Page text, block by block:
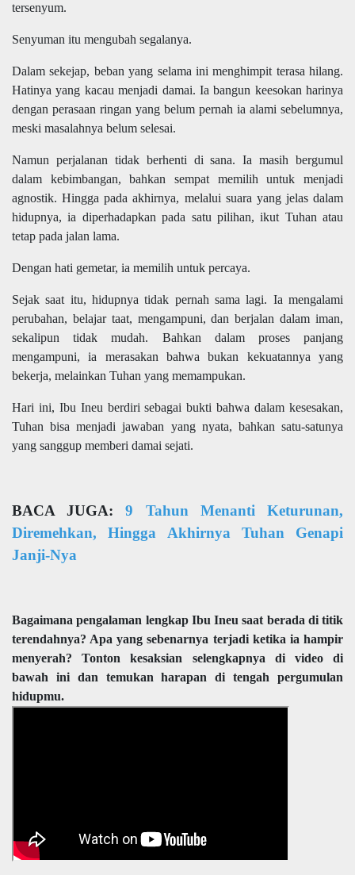
tersenyum.
Senyuman itu mengubah segalanya.
Dalam sekejap, beban yang selama ini menghimpit terasa hilang.
Hatinya yang kacau menjadi damai. Ia bangun keesokan harinya
dengan perasaan ringan yang belum pernah ia alami sebelumnya,
meski masalahnya belum selesai.
Namun perjalanan tidak berhenti di sana. Ia masih bergumul
dalam kebimbangan, bahkan sempat memilih untuk menjadi
agnostik. Hingga pada akhirnya, melalui suara yang jelas dalam
hidupnya, ia diperhadapkan pada satu pilihan, ikut Tuhan atau
tetap pada jalan lama.
Dengan hati gemetar, ia memilih untuk percaya.
Sejak saat itu, hidupnya tidak pernah sama lagi. Ia mengalami
perubahan, belajar taat, mengampuni, dan berjalan dalam iman,
sekalipun tidak mudah. Bahkan dalam proses panjang
mengampuni, ia merasakan bahwa bukan kekuatannya yang
bekerja, melainkan Tuhan yang memampukan.
Hari ini, Ibu Ineu berdiri sebagai bukti bahwa dalam kesesakan,
Tuhan bisa menjadi jawaban yang nyata, bahkan satu-satunya
yang sanggup memberi damai sejati.
BACA JUGA:9 Tahun Menanti Keturunan,
Diremehkan, Hingga Akhirnya Tuhan Genapi
Janji-Nya
Bagaimana pengalaman lengkap Ibu Ineu saat berada di titik
terendahnya? Apa yang sebenarnya terjadi ketika ia hampir
menyerah? Tonton kesaksian selengkapnya di video di
bawah ini dan temukan harapan di tengah pergumulan
hidupmu.